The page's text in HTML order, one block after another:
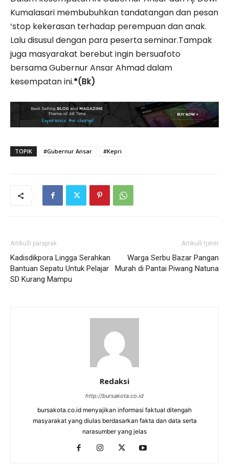
Kumalasari membubuhkan tandatangan dan pesan
‘stop kekerasan terhadap perempuan dan anak.
Lalu disusul dengan para peserta seminar.Tampak
juga masyarakat berebut ingin bersuafoto
bersama Gubernur Ansar Ahmad dalam
kesempatan ini.*(Bk)
TOPIK #Gubernur Ansar #Kepri
Artikulli paraprak
Kadisdikpora Lingga Serahkan
Bantuan Sepatu Untuk Pelajar
SD Kurang Mampu
Artikulli tjetër
Warga Serbu Bazar Pangan
Murah di Pantai Piwang Natuna
Redaksi
http://bursakota.co.id
bursakota.co.id menyajikan informasi faktual ditengah
masyarakat yang diulas berdasarkan fakta dan data serta
narasumber yang jelas